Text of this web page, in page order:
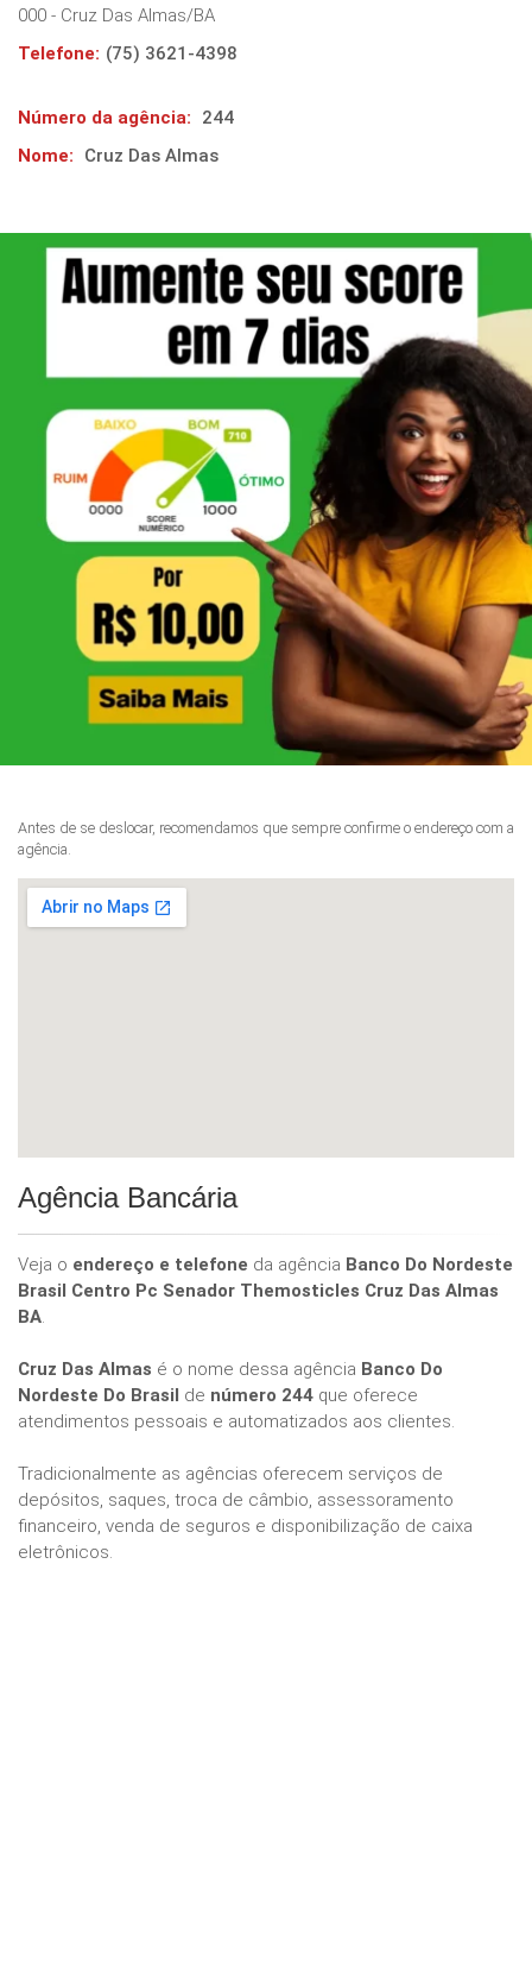
000 - Cruz Das Almas/BA
Telefone: (75) 3621-4398
Número da agência:
244
Nome:
Cruz Das Almas
Antes de se deslocar, recomendamos que sempre confirme o endereço com a
agência.
Agência Bancária
Veja o endereço e telefone da agência Banco Do Nordeste
Brasil Centro Pc Senador Themosticles Cruz Das Almas
BA.
Cruz Das Almas é o nome dessa agência Banco Do
Nordeste Do Brasil de número 244 que oferece
atendimentos pessoais e automatizados aos clientes.
Tradicionalmente as agências oferecem serviços de
depósitos, saques, troca de câmbio, assessoramento
financeiro, venda de seguros e disponibilização de caixa
eletrônicos.